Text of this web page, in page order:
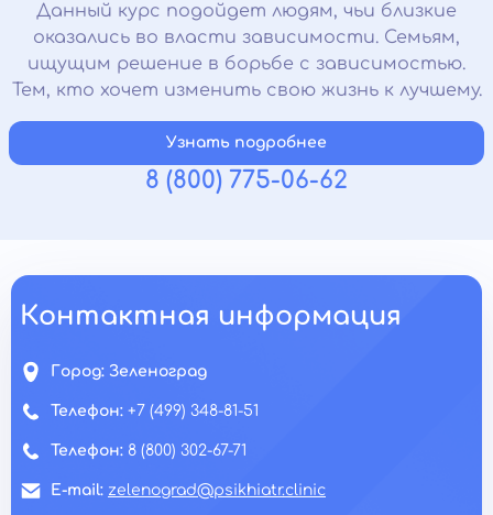
Данный курс подойдет людям, чьи близкие
оказались во власти зависимости. Семьям,
ищущим решение в борьбе с зависимостью.
Тем, кто хочет изменить свою жизнь к лучшему.
Узнать подробнее
8 (800) 775-06-62
Контактная информация
Город: Зеленоград
Телефон: +7 (499) 348-81-51
Телефон: 8 (800) 302-67-71
E-mail: zelenograd@psikhiatr.clinic